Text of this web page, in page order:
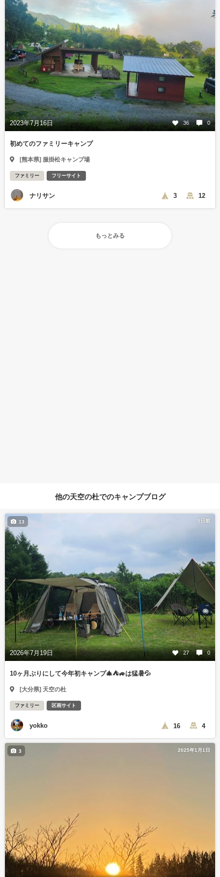
2023年7月16日 36 0
初めてのファミリーキャンプ
[熊本県] 服掛松キャンプ場
ファミリー フリーサイト
ナリサン 3 12
もっとみる
他の天空の杜でのキャンプブログ
5日前
2026年7月19日 27 0
13
10ヶ月ぶりにして今年初キャンプ🎄⛺🚙は猛暑💦
[大分県] 天空の杜
ファミリー 区画サイト
yokko 16 4
2025年1月1日
3